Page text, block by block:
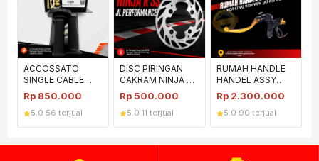
ACCOSSATO
SINGLE CABLE
THROTTLE GAS
BLACK LOGO
Rp 850.000
5.0 56 terjual
DISC PIRINGAN
CAKRAM NINJA R
SS JL
PERFORMANCE
Rp 500.000
5.0 ·11 terjual
RUMAH HANDLE
HANDEL ASSY
KOPLING KOHKEN
JAPAN GOLD
Rp 2.300.000
5.0 90 terjual